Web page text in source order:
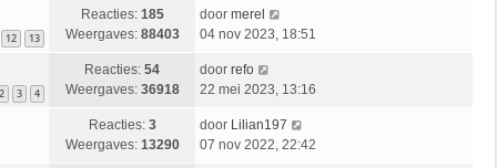
12 13
Reacties: 185
Weergaves: 88403
door merel
04 nov 2023, 18:51
2 3 4
Reacties: 54
Weergaves: 36918
door refo
22 mei 2023, 13:16
Reacties: 3
Weergaves: 13290
door Lilian197
07 nov 2022, 22:42